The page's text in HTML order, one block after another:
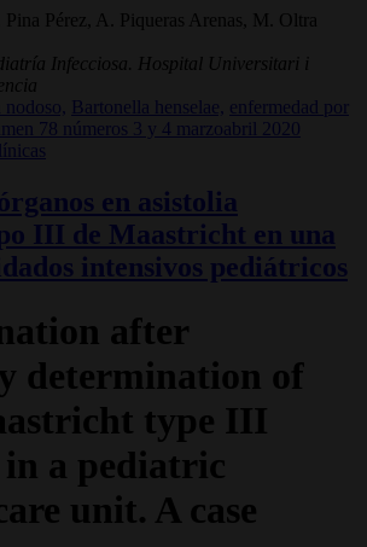
Pérez, A. Piqueras Arenas, M. Oltra
Infecciosa. Hospital Universitari i
Bartonella henselae, enfermedad por
78 números 3 y 4 marzoabril 2020
en asistolia
III de Maastricht en una
intensivos pediátricos
after
determination of
type III
a pediatric
unit. A case